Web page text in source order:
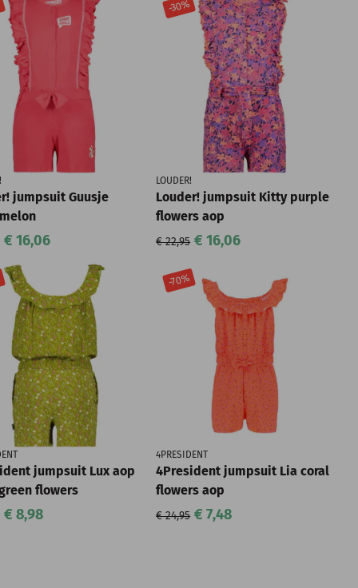
jumpsuit Guusje
€ 16,06
-30%
LOUDER!
Louder! jumpsuit Kitty purple
flowers aop
€ 22,95 € 16,06
jumpsuit Lux aop
flowers
€ 8,98
-70%
4PRESIDENT
4President jumpsuit Lia coral
flowers aop
€ 24,95 € 7,48